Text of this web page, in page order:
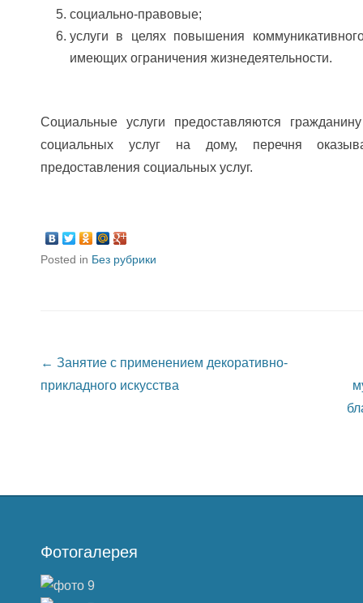
социально-правовые;
услуги в целях повышения
имеющих ограничения жизнедеятельности.
Социальные услуги предоставляются
социальных услуг на дому, перечня
предоставления социальных услуг.
Posted in Без рубрики
Post navigation
← Занятие с применением декоративно-
прикладного искусства
Фотогалерея